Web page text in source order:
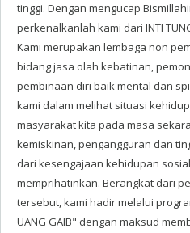
tinggi. Dengan mengucap
perkenalkanlah kami dari INTI
Kami merupakan lembaga non
bidang jasa olah kebatinan,
pembinaan diri baik mental dan
kami dalam melihat situasi
masyarakat kita pada masa
kemiskinan, pengangguran dan
dari kesengajaan kehidupan
memprihatinkan. Berangkat dari
tersebut, kami hadir melalui
UANG GAIB" dengan maksud